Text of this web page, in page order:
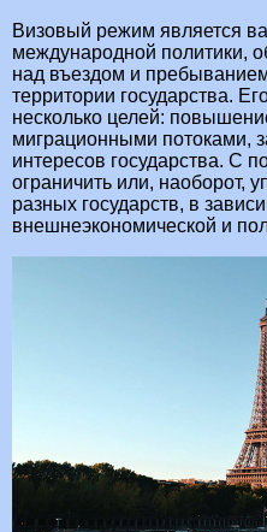
Визовый режим является
международной политики,
над въездом и
территории государства.
несколько целей:
миграционными потоками,
интересов государства. С
ограничить или, наоборот,
разных государств, в
внешнеэкономической и